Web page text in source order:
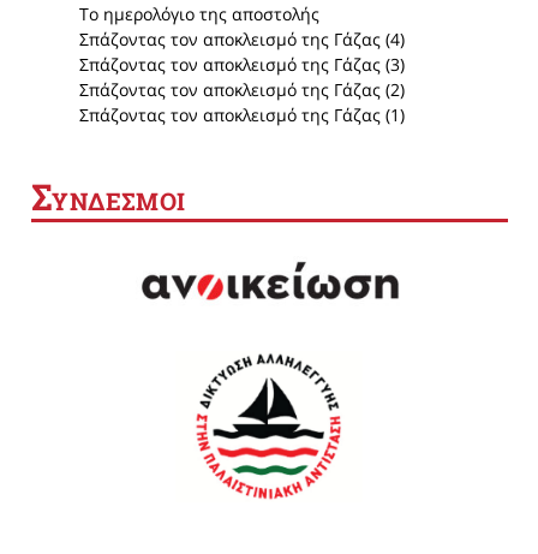
Το ημερολόγιο της αποστολής
Σπάζοντας τον αποκλεισμό της Γάζας (4)
Σπάζοντας τον αποκλεισμό της Γάζας (3)
Σπάζοντας τον αποκλεισμό της Γάζας (2)
Σπάζοντας τον αποκλεισμό της Γάζας (1)
ΣΥΝΔΕΣΜΟΙ